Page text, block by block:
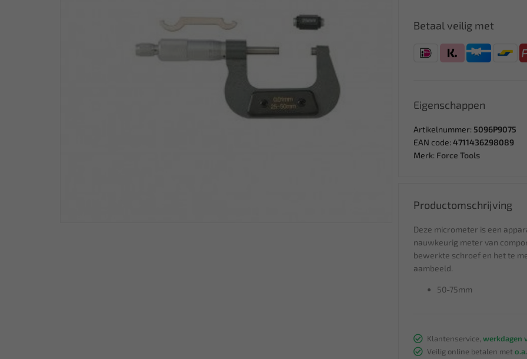
Betaal veilig met
Eigenschappen
Artikelnummer: 5096P9075
EAN code: 4711436298089
Merk: Force Tools
Productomschrijving
Deze micrometer is een
nauwkeurig meter van
bewerkte schroef en het te
aambeeld.
50-75mm
Klantenservice, werkdagen
Veilig online betalen met